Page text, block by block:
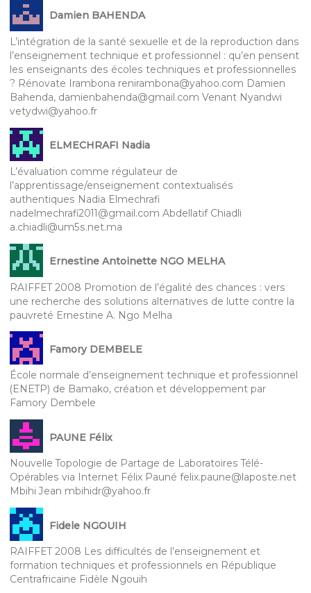
Damien BAHENDA
L’intégration de la santé sexuelle et de la reproduction dans
l’enseignement technique et professionnel : qu’en pensent
les enseignants des écoles techniques et professionnelles
? Rénovate Irambona renirambona@yahoo.com Damien
Bahenda, damienbahenda@gmail.com Venant Nyandwi
vetydwi@yahoo.fr
ELMECHRAFI Nadia
L’évaluation comme régulateur de
l’apprentissage/enseignement contextualisés
authentiques Nadia Elmechrafi
nadelmechrafi2011@gmail.com Abdellatif Chiadli
a.chiadli@um5s.net.ma
Ernestine Antoinette NGO MELHA
RAIFFET 2008 Promotion de l’égalité des chances : vers
une recherche des solutions alternatives de lutte contre la
pauvreté Ernestine A. Ngo Melha
Famory DEMBELE
École normale d’enseignement technique et professionnel
(ENETP) de Bamako, création et développement par
Famory Dembele
PAUNE Félix
Nouvelle Topologie de Partage de Laboratoires Télé-
Opérables via Internet Félix Pauné felix.paune@laposte.net
Mbihi Jean mbihidr@yahoo.fr
Fidele NGOUIH
RAIFFET 2008 Les difficultés de l’enseignement et
formation techniques et professionnels en République
Centrafricaine Fidèle Ngouih